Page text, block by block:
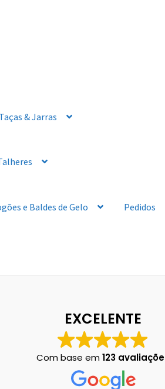
& Jarras
e Baldes de Gelo Pedidos
Dony LocaçõesPortfolio
EXCELENTE
Com base em123